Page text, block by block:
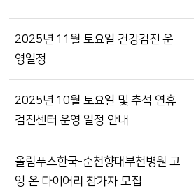
2025년 11월 토요일 건강검진 운
영일정
2025년 10월 토요일 및 추석 연휴
검진센터 운영 일정 안내
올림푸스한국-순천향대부천병원 고
잉 온 다이어리 참가자 모집